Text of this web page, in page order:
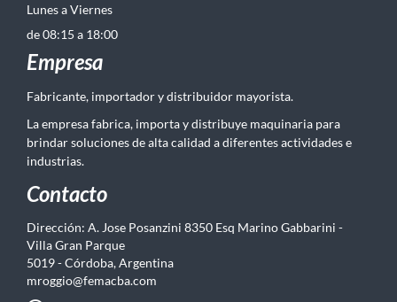
Lunes a Viernes
de 08:15 a 18:00
Empresa
Fabricante, importador y distribuidor mayorista.
La empresa fabrica, importa y distribuye maquinaria para
brindar soluciones de alta calidad a diferentes actividades e
industrias.
Contacto
Dirección: A. Jose Posanzini 8350 Esq Marino Gabbarini -
Villa Gran Parque
5019 - Córdoba, Argentina
mroggio@femacba.com